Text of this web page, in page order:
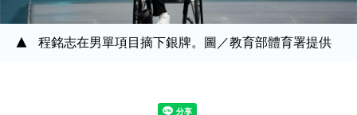
程銘志在男單項目摘下銀牌。圖／教育部體育署提供